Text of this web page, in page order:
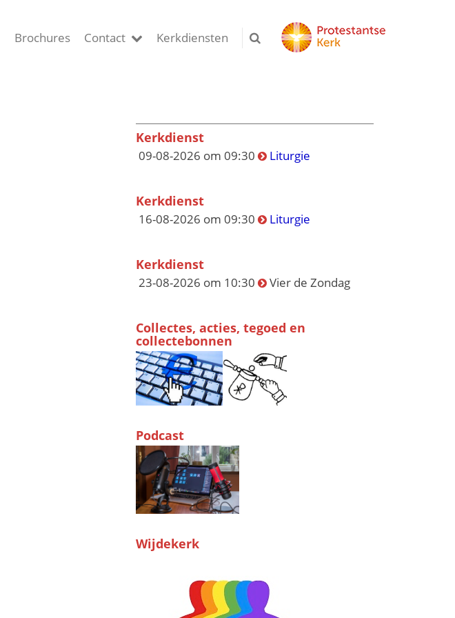
Brochures Contact Kerkdiensten
Kerkdienst
09-08-2026 om 09:30 Liturgie
Kerkdienst
16-08-2026 om 09:30 Liturgie
Kerkdienst
23-08-2026 om 10:30 Vier de Zondag
Collectes, acties, tegoed en
collectebonnen
Podcast
Wijdekerk